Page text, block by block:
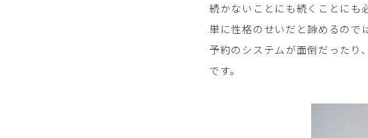
続かないことにも続くことにも
単に性格のせいだと諦めるので
予約のシステムが面倒だったり
です。